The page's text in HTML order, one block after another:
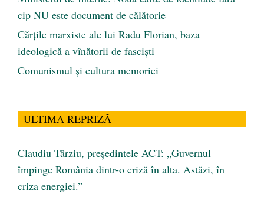
cip NU este document de călătorie
Cărţile marxiste ale lui Radu Florian, baza
ideologică a vînătorii de fascişti
Comunismul şi cultura memoriei
ULTIMA REPRIZĂ
Claudiu Târziu, președintele ACT: „Guvernul
împinge România dintr-o criză în alta. Astăzi, în
criza energiei.”